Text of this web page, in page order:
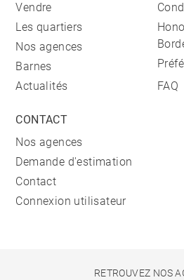
Vendre
Les quartiers
Nos agences
Barnes
Actualités
FAQ
CONTACT
Nos agences
Demande d'estimation
Contact
Connexion utilisateur
RETROUVEZ NOS